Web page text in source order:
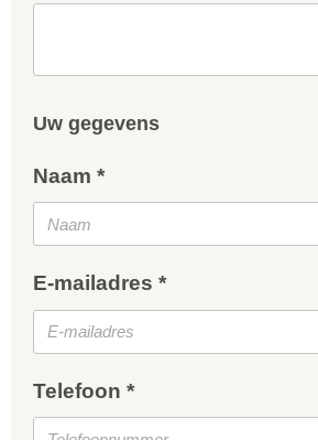
Uw gegevens
Naam *
E-mailadres *
Telefoon *